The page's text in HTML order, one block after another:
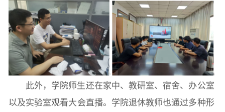
此外，学院师生还在家中、教研室、宿舍、办公室
以及实验室观看大会直播。学院退休教师也通过多种形